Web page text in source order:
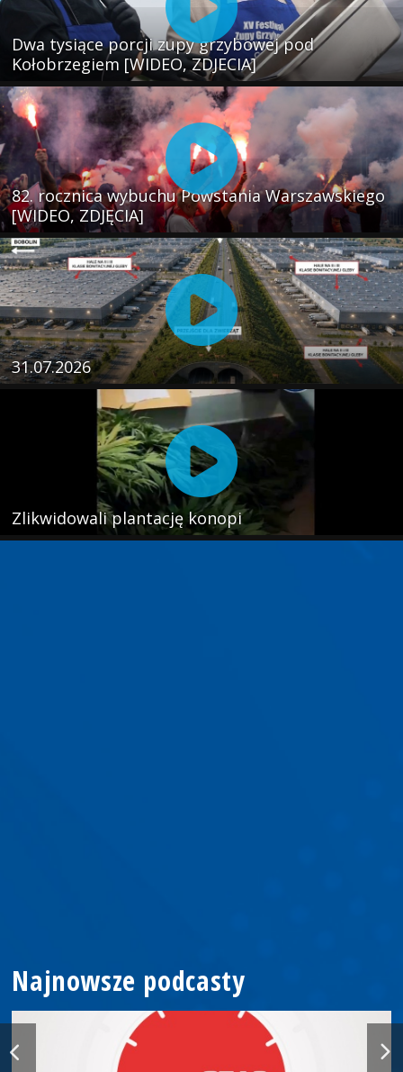
Dwa tysiące porcji zupy grzybowej pod
Kołobrzegiem [WIDEO, ZDJECIA]
82. rocznica wybuchu Powstania Warszawskiego
[WIDEO, ZDJĘCIA]
31.07.2026
Zlikwidowali plantację konopi
Najnowsze podcasty